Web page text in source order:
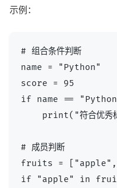
示例：
# 组合条件判断
name = "Python"
score = 95
if name ==
print("符合优秀
# 成员判断
fruits = ["apple",
if "apple" in